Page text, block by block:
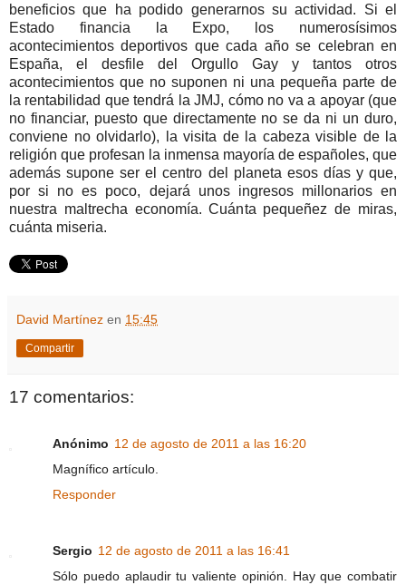
beneficios que ha podido generarnos su actividad. Si el
Estado financia la Expo, los numerosísimos
acontecimientos deportivos que cada año se celebran en
España, el desfile del Orgullo Gay y tantos otros
acontecimientos que no suponen ni una pequeña parte de
la rentabilidad que tendrá la JMJ, cómo no va a apoyar (que
no financiar, puesto que directamente no se da ni un duro,
conviene no olvidarlo), la visita de la cabeza visible de la
religión que profesan la inmensa mayoría de españoles, que
además supone ser el centro del planeta esos días y que,
por si no es poco, dejará unos ingresos millonarios en
nuestra maltrecha economía. Cuánta pequeñez de miras,
cuánta miseria.
David Martínez en 15:45
Compartir
17 comentarios:
Anónimo 12 de agosto de 2011 a las 16:20
Magnífico artículo.
Responder
Sergio 12 de agosto de 2011 a las 16:41
Sólo puedo aplaudir tu valiente opinión. Hay que combatir